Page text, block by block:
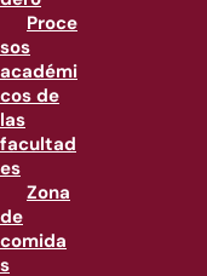
Proce
sos
académi
cos de
las
facultad
es
Zona
de
comida
s